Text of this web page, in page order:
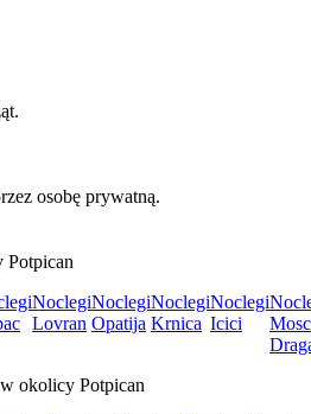
osobę prywatną.
Potpican
Noclegi
Lovran
Noclegi
Opatija
Noclegi
Krnica
Noclegi
Icici
okolicy Potpican